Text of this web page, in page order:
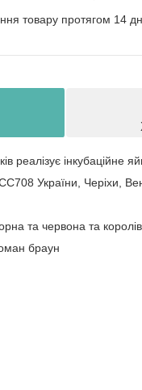
товару протягом 14
реалізує інкубаційне
України, Черіхи,
та червона та
браун